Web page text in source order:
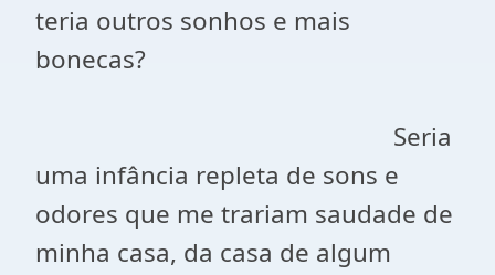
teria outros sonhos e mais
bonecas?
Seria
uma infância repleta de sons e
odores que me trariam saudade de
minha casa, da casa de algum